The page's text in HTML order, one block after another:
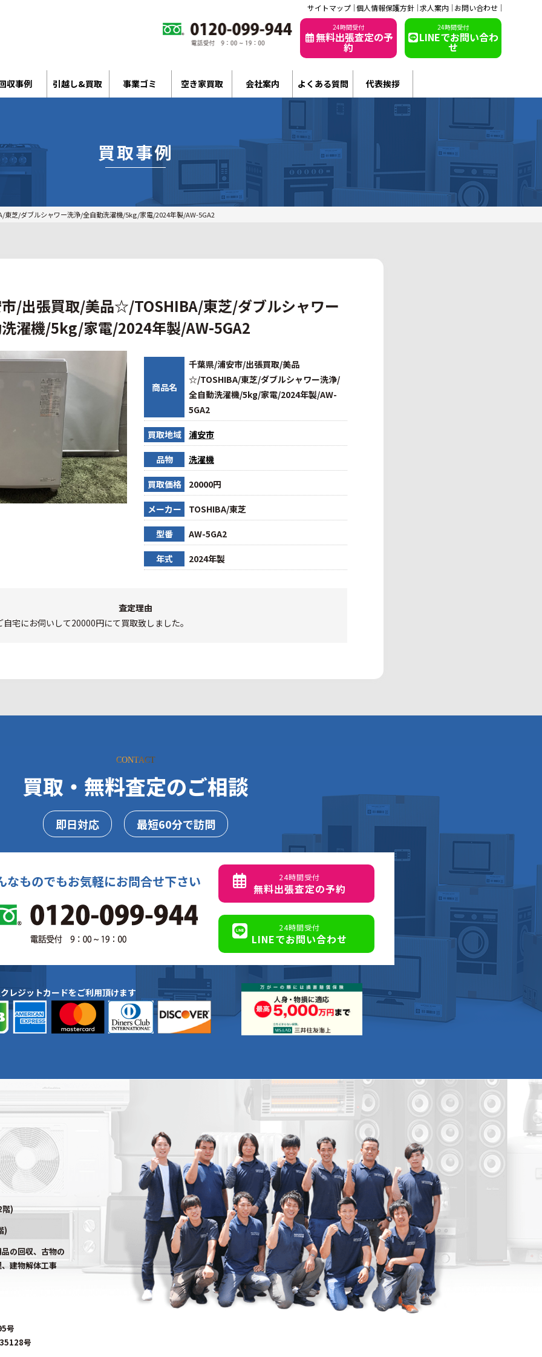
サイトマップ 個人情報保護方針 求人案内 お問い合わせ
24時間受付
無料出張査定の予
約
24時間受付
LINEでお問い合わ
せ
収事例 引越し&買取 事業ゴミ 空き家買取 会社案内 よくある質問 代表挨拶
買取事例
芝/ダブルシャワー洗浄/全自動洗濯機/5kg/家電/2024年製/AW-5GA2
/出張買取/美品☆/TOSHIBA/東芝/ダブルシャワー
濯機/5kg/家電/2024年製/AW-5GA2
商品名
千葉県/浦安市/出張買取/美品
☆/TOSHIBA/東芝/ダブルシャワー洗浄/
全自動洗濯機/5kg/家電/2024年製/AW-
5GA2
買取地域 浦安市
品物 洗濯機
買取価格 20000円
メーカー TOSHIBA/東芝
型番 AW-5GA2
年式 2024年製
査定理由
宅にお伺いして20000円にて買取致しました。
CONTACT
買取・無料査定のご相談
即日対応 最短60分で訪問
なものでもお気軽にお問合せ下さい 24時間受付
無料出張査定の予約
24時間受付
LINEでお問い合わせ
レジットカードをご利用頂けます
)
)
の回収、古物の
建物解体工事
号
号